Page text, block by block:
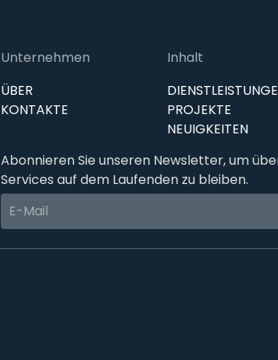
Unternehmen
ÜBER
KONTAKTE
Inhalt
PROJEKTE
NEUIGKEITEN
Abonnieren Sie unseren Newsletter, um
Services auf dem Laufenden zu bleiben.